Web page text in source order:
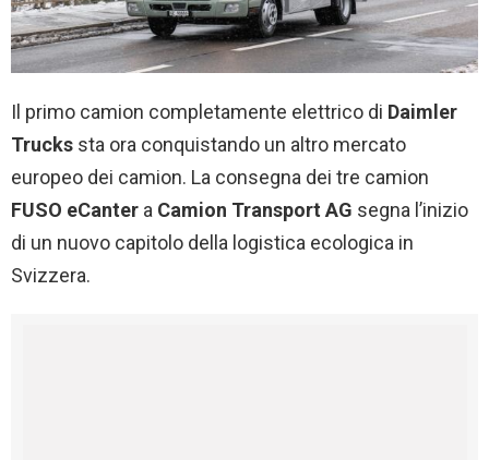
Il primo camion completamente elettrico di Daimler
Trucks sta ora conquistando un altro mercato
europeo dei camion. La consegna dei tre camion
FUSO eCanter a Camion Transport AG segna l’inizio
di un nuovo capitolo della logistica ecologica in
Svizzera.